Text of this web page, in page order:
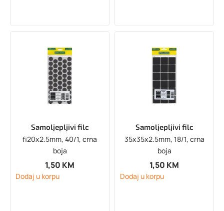
Samoljepljivi filc
fi20x2.5mm, 40/1, crna
boja
1,50 KM
Dodaj u korpu
Samoljepljivi filc
35x35x2.5mm, 18/1, crna
boja
1,50 KM
Dodaj u korpu